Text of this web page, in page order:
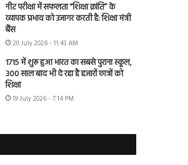
नीट परीक्षा में सफलता “शिक्षा क्रांति” के
व्यापक प्रभाव को उजागर करती है: शिक्षा मंत्री
बैंस
20 July 2026 - 11:43 AM
1715 में शुरू हुआ भारत का सबसे पुराना स्कूल,
300 साल बाद भी दे रहा है हजारों छात्रों को
शिक्षा
19 July 2026 - 7:14 PM